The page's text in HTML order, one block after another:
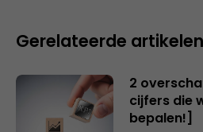
Gerelateerde artikelen
2
cijfers die
bepalen!]